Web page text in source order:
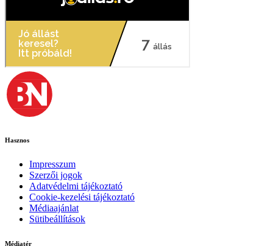
Hasznos
Impresszum
Szerzői jogok
Adatvédelmi tájékoztató
Cookie-kezelési tájékoztató
Médiaajánlat
Sütibeállítások
Médiatér